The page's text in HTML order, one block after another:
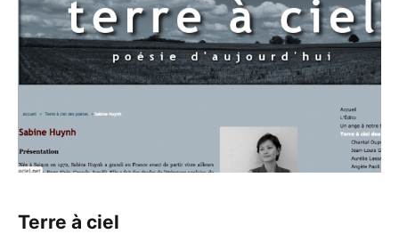
Terre à ciel